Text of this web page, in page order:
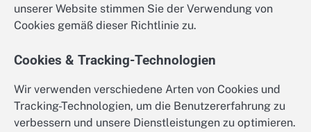
unserer Website stimmen Sie der Verwendung von
Cookies gemäß dieser Richtlinie zu.
Cookies & Tracking-Technologien
Wir verwenden verschiedene Arten von Cookies und
Tracking-Technologien, um die Benutzererfahrung zu
verbessern und unsere Dienstleistungen zu optimieren.